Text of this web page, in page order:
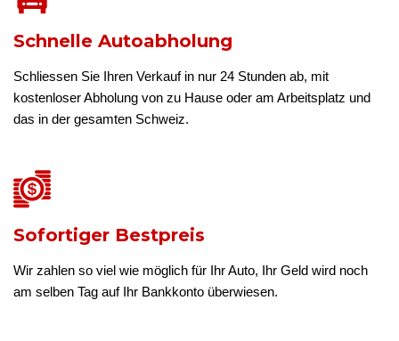
Schnelle Autoabholung
Schliessen Sie Ihren Verkauf in nur 24 Stunden ab, mit
kostenloser Abholung von zu Hause oder am Arbeitsplatz und
das in der gesamten Schweiz.
Sofortiger Bestpreis
Wir zahlen so viel wie möglich für Ihr Auto, Ihr Geld wird noch
am selben Tag auf Ihr Bankkonto überwiesen.